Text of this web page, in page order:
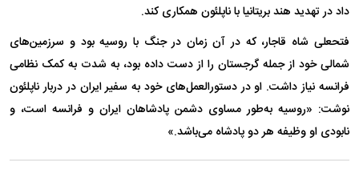
داد در تهدید هند بریتانیا با ناپلئون همکاری کند.
فتحعلی شاه قاجار، که در آن زمان در جنگ با روسیه بود و سرزمین‌های
شمالی خود از جمله گرجستان را از دست داده بود، به شدت به کمک نظامی
فرانسه نیاز داشت. او در دستورالعمل‌های خود به سفیر ایران در دربار ناپلئون
نوشت: «روسیه به‌طور مساوی دشمن پادشاهان ایران و فرانسه است، و
نابودی او وظیفه هر دو پادشاه می‌باشد.»